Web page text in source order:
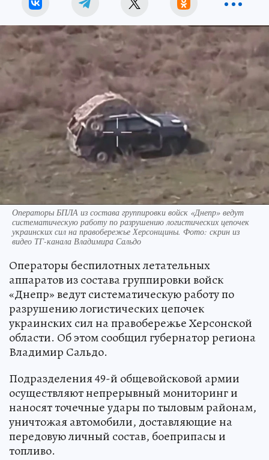
Операторы БПЛА из состава группировки войск «Днепр» ведут
систематическую работу по разрушению логистических цепочек
украинских сил на правобережье Херсонщины. Фото: скрин из
видео ТГ-канала Владимира Сальдо
Операторы беспилотных летательных
аппаратов из состава группировки войск
«Днепр» ведут систематическую работу по
разрушению логистических цепочек
украинских сил на правобережье Херсонской
области. Об этом сообщил губернатор региона
Владимир Сальдо.
Подразделения 49-й общевойсковой армии
осуществляют непрерывный мониторинг и
наносят точечные удары по тыловым районам,
уничтожая автомобили, доставляющие на
передовую личный состав, боеприпасы и
топливо.